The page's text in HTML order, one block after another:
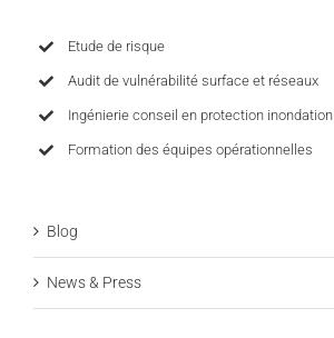
Etude de risque
Audit de vulnérabilité surface et réseaux
Ingénierie conseil en protection inondation
Formation des équipes opérationnelles
Blog
News & Press